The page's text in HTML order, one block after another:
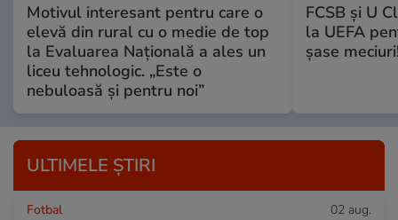
Motivul interesant pentru care o
elevă din rural cu o medie de top
la Evaluarea Națională a ales un
liceu tehnologic. „Este o
nebuloasă și pentru noi”
FCSB și U
la UEFA
șase
ULTIMELE ȘTIRI
Fotbal 02 aug.